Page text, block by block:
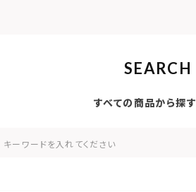
SEARCH
すべての商品から探す